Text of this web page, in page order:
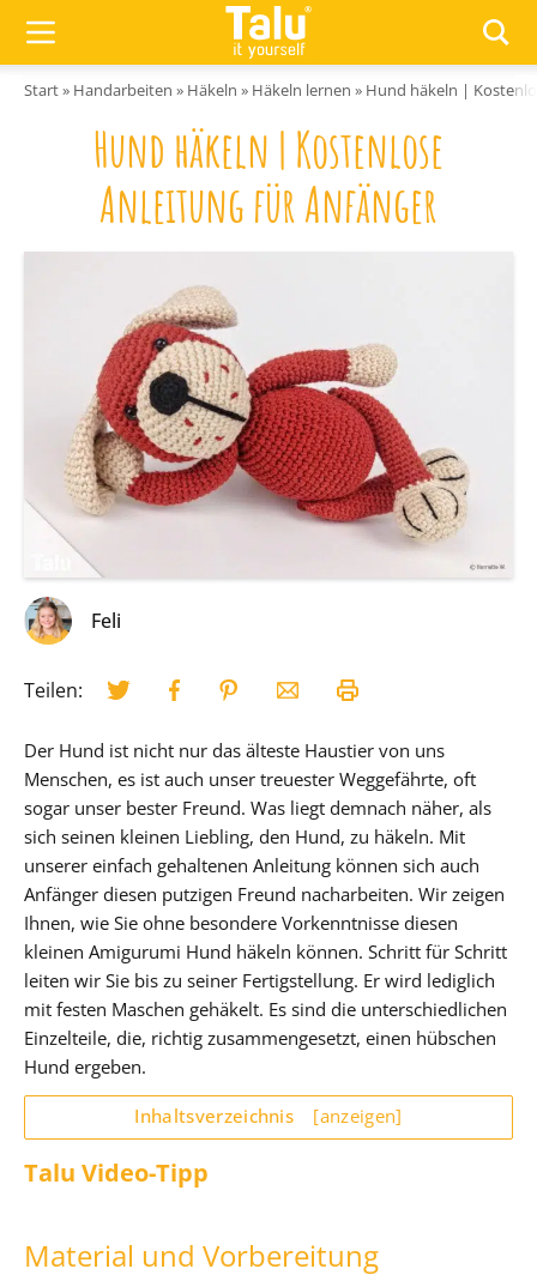
Start» Handarbeiten » Häkeln » Häkeln lernen » Hund häkeln |
Hund häkeln | Kostenlose
Anleitung für Anfänger
Feli
Teilen:
Der Hund ist nicht nur das älteste Haustier von uns
Menschen, es ist auch unser treuester Weggefährte, oft
sogar unser bester Freund. Was liegt demnach näher, als
sich seinen kleinen Liebling, den Hund, zu häkeln. Mit
unserer einfach gehaltenen Anleitung können sich auch
Anfänger diesen putzigen Freund nacharbeiten. Wir zeigen
Ihnen, wie Sie ohne besondere Vorkenntnisse diesen
kleinen Amigurumi Hund häkeln können. Schritt für Schritt
leiten wir Sie bis zu seiner Fertigstellung. Er wird lediglich
mit festen Maschen gehäkelt. Es sind die unterschiedlichen
Einzelteile, die, richtig zusammengesetzt, einen hübschen
Hund ergeben.
Inhaltsverzeichnis [anzeigen]
Talu Video-Tipp
Material und Vorbereitung